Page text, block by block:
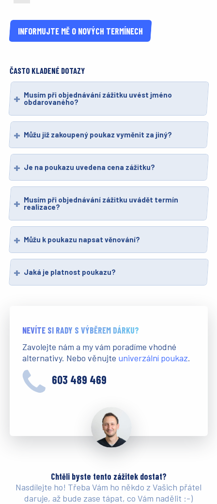
INFORMUJTE MĚ O NOVÝCH TERMÍNECH
ČASTO KLADENÉ DOTAZY
Musím při objednávání zážitku uvést jméno
obdarovaného?
Můžu již zakoupený poukaz vyměnit za jiný?
Je na poukazu uvedena cena zážitku?
Musím při objednávání zážitku uvádět termín
realizace?
Můžu k poukazu napsat věnování?
Jaká je platnost poukazu?
NEVÍTE SI RADY S VÝBĚREM DÁRKU?
Zavolejte nám a my vám poradíme vhodné
alternativy. Nebo věnujte univerzální poukaz.
603 489 469
Chtěli byste tento zážitek dostat?
Nasdílejte ho! Třeba Vám ho někdo z Vašich přátel
daruje, až bude zase tápat, co Vám nadělit :-)